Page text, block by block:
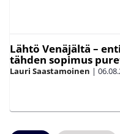
Lähtö Venäjältä –
tähden sopimus
Lauri Saastamoinen |